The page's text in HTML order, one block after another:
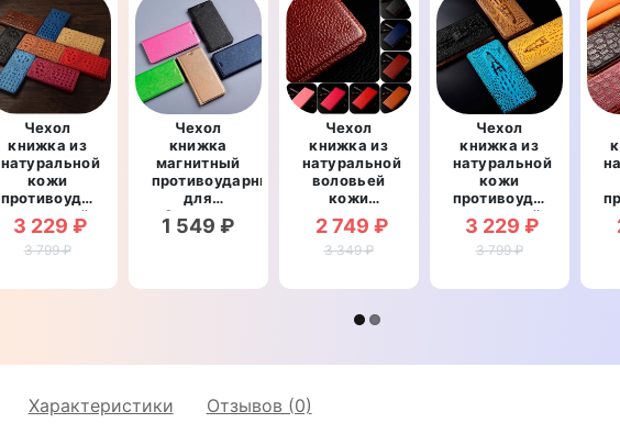
Чехол
книжка из
натуральной
кожи
противоударный
магнитный
для
Samsung
"CROCO
3 229 ₽
3 799 ₽
Чехол
книжка
магнитный
противоударный
для
Samsung
A22 A225F
1 549 ₽
Чехол
книжка из
натуральной
воловьей
кожи
противоударный
магнитный
для
A22 A225F
2 749 ₽
3 349 ₽
Чехол
книжка из
натуральной
кожи
противоударный
магнитный
для
Samsung
"CROCO
3 229 ₽
3 799 ₽
Характеристики Отзывов (0)